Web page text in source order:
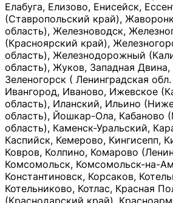
Елабуга, Елизово, Енисейск,
(Ставропольский край),
область), Железноводск,
(Красноярский край),
область), Железнодорожный
область), Жуков, Западная
Зеленогорск ( Ленинградская
Ивангород, Иваново, Ижевское
область), Иланский, Ильино
область), Йошкар-Ола, Кабаново
область), Каменск-Уральский,
Каспийск, Кемерово, Кингисепп,
Ковров, Колпино, Комарово
Комсомольск, Комсомольск-на-
Константиновск, Корсаков,
Котельниково, Котлас, Красная
(Краснодарский край),